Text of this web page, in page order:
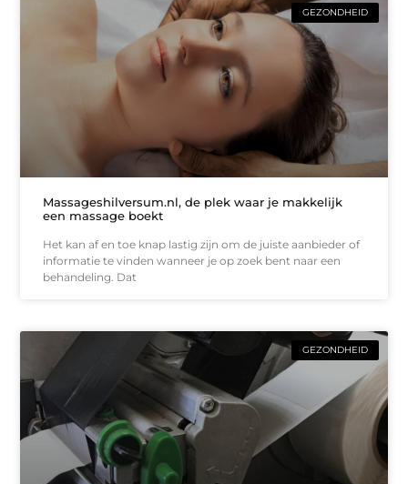
GEZONDHEID
Massageshilversum.nl, de plek waar je makkelijk
een massage boekt
Het kan af en toe knap lastig zijn om de juiste aanbieder of
informatie te vinden wanneer je op zoek bent naar een
behandeling. Dat
GEZONDHEID